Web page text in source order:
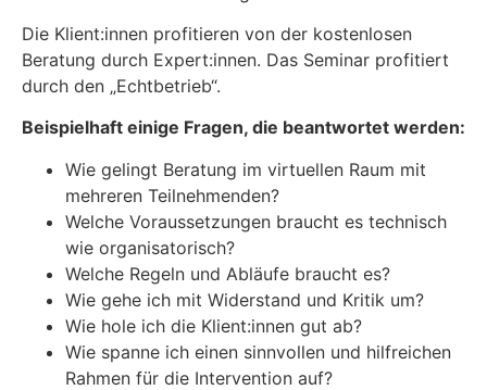
Die Klient:innen profitieren von der kostenlosen
Beratung durch Expert:innen. Das Seminar profitiert
durch den „Echtbetrieb“.
Beispielhaft einige Fragen, die beantwortet werden:
Wie gelingt Beratung im virtuellen Raum mit
mehreren Teilnehmenden?
Welche Voraussetzungen braucht es technisch
wie organisatorisch?
Welche Regeln und Abläufe braucht es?
Wie gehe ich mit Widerstand und Kritik um?
Wie hole ich die Klient:innen gut ab?
Wie spanne ich einen sinnvollen und hilfreichen
Rahmen für die Intervention auf?